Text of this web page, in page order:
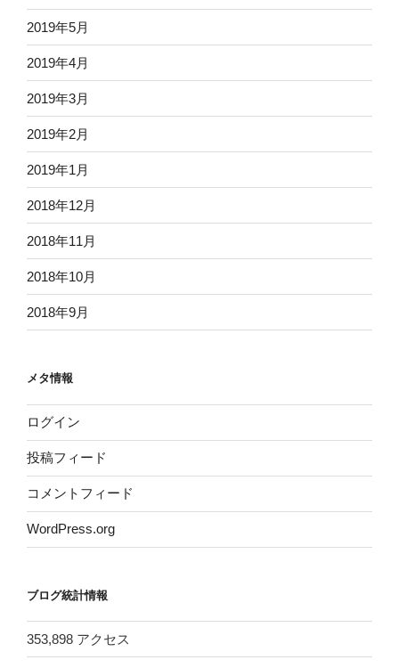
2019年5月
2019年4月
2019年3月
2019年2月
2019年1月
2018年12月
2018年11月
2018年10月
2018年9月
メタ情報
ログイン
投稿フィード
コメントフィード
WordPress.org
ブログ統計情報
353,898 アクセス